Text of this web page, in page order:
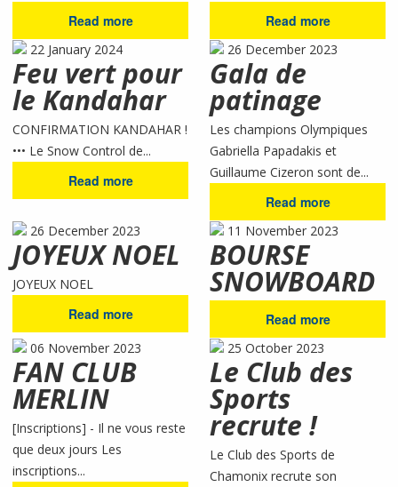
Read more Read more
22 January 2024
Feu vert pour
le Kandahar
CONFIRMATION KANDAHAR !
••• Le Snow Control de...
Read more
26 December 2023
Gala de
patinage
Les champions Olympiques
Gabriella Papadakis et
Guillaume Cizeron sont de...
Read more
26 December 2023
JOYEUX NOEL
JOYEUX NOEL
Read more
11 November 2023
BOURSE
SNOWBOARD
Read more
06 November 2023
FAN CLUB
MERLIN
[Inscriptions] - Il ne vous reste
que deux jours Les
inscriptions...
25 October 2023
Le Club des
Sports
recrute !
Le Club des Sports de
Chamonix recrute son